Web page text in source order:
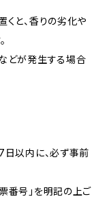
と、香りの劣化や
どが発生する場合
日以内に、必ず事前
番号」を明記の上ご